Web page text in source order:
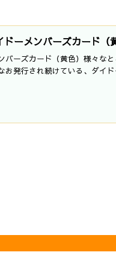
ーメンバーズカード（
ーズカード（黄色）様々な
お発行され続けている、ダイ